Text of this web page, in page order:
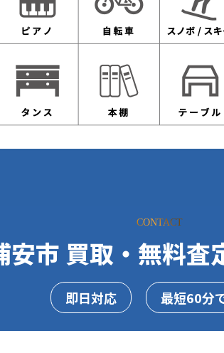
CONTACT
安市 買取・無料査
即日対応 最短60分